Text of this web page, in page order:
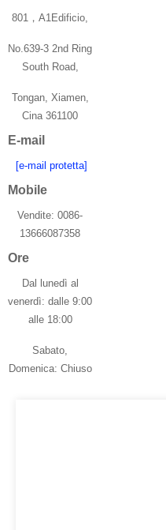
801，A1Edificio,
No.639-3 2nd Ring
South Road,
Tongan, Xiamen,
Cina 361100
E-mail
[e-mail protetta]
Mobile
Vendite: 0086-
13666087358
Ore
Dal lunedì al
venerdì: dalle 9:00
alle 18:00
Sabato,
Domenica: Chiuso